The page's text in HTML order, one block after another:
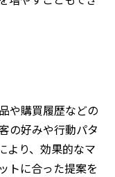
や購買履歴などの
の好みや行動パタ
より、効果的なマ
トに合った提案を